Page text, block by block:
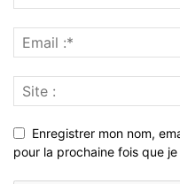
Enregistrer mon nom,
pour la prochaine fois que